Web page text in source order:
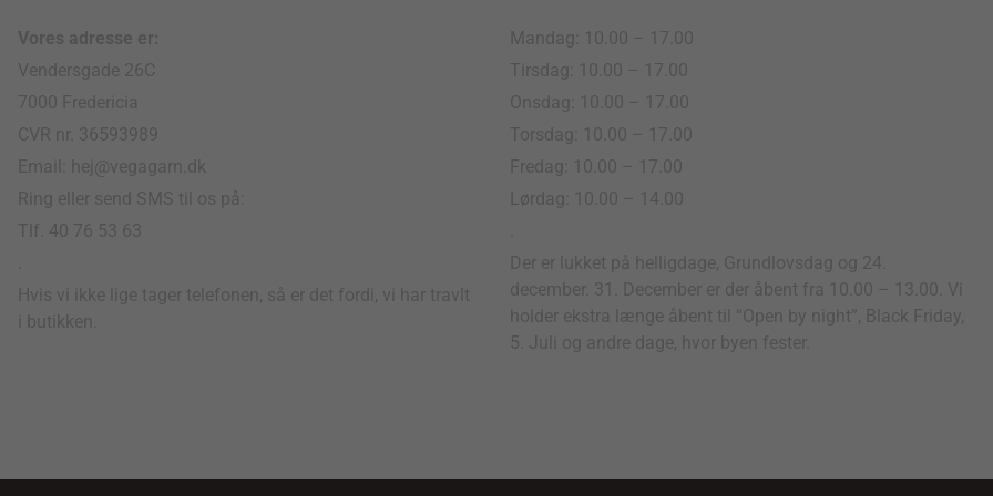
Vores adresse er:
Vendersgade 26C
7000 Fredericia
CVR nr. 36593989
Email: hej@vegagarn.dk
Ring eller send SMS til os på:
Tlf. 40 76 53 63
Hvis vi ikke lige tager telefonen, så er det fordi, vi har travlt
i butikken.
Mandag: 10.00 – 17.00
Tirsdag: 10.00 – 17.00
Onsdag: 10.00 – 17.00
Torsdag: 10.00 – 17.00
Fredag: 10.00 – 17.00
Lørdag: 10.00 – 14.00
Der er lukket på helligdage, Grundlovsdag og 24.
december. 31. December er der åbent fra 10.00 – 13.00. Vi
holder ekstra længe åbent til “Open by night”, Black Friday,
5. Juli og andre dage, hvor byen fester.